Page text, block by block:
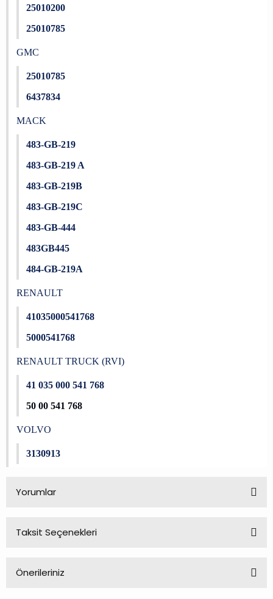
25010200
25010785
GMC
25010785
6437834
MACK
483-GB-219
483-GB-219 A
483-GB-219B
483-GB-219C
483-GB-444
483GB445
484-GB-219A
RENAULT
41035000541768
5000541768
RENAULT TRUCK (RVI)
41 035 000 541 768
50 00 541 768
VOLVO
3130913
Yorumlar
Taksit Seçenekleri
Önerileriniz